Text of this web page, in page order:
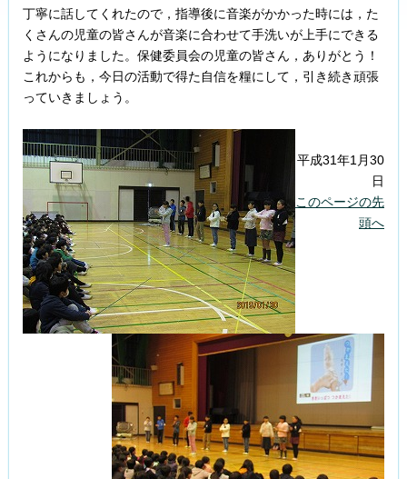
丁寧に話してくれたので，指導後に音楽がかかった時には，た
くさんの児童の皆さんが音楽に合わせて手洗いが上手にできる
ようになりました。保健委員会の児童の皆さん，ありがとう！
これからも，今日の活動で得た自信を糧にして，引き続き頑張
っていきましょう。
平成31年1月30
日
このページの先
頭へ